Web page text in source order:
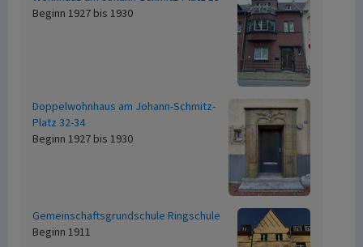
Beginn 1927 bis 1930
Doppelwohnhaus am Johann-Schmitz-
Platz 32-34
Beginn 1927 bis 1930
Gemeinschaftsgrundschule Ringschule
Beginn 1911